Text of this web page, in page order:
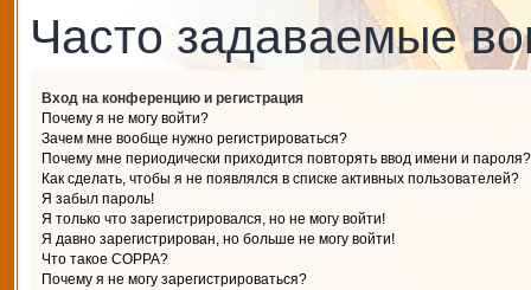
Часто задаваемые
Вход на конференцию и регистрация
Почему я не могу войти?
Зачем мне вообще нужно регистрироваться?
Почему мне периодически приходится повторять ввод имени и пароля?
Как сделать, чтобы я не появлялся в списке активных пользователей?
Я забыл пароль!
Я только что зарегистрировался, но не могу войти!
Я давно зарегистрирован, но больше не могу войти!
Что такое COPPA?
Почему я не могу зарегистрироваться?